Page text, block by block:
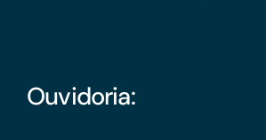
Ouvidoria: